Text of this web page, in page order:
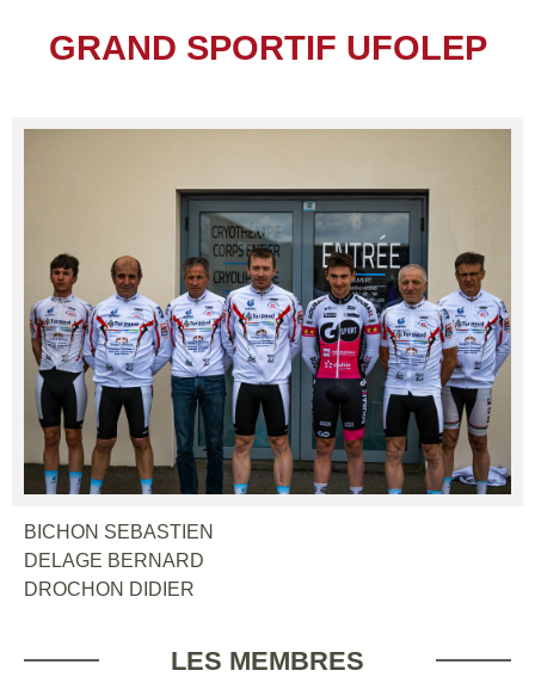
GRAND SPORTIF UFOLEP
BICHON SEBASTIEN
DELAGE BERNARD
DROCHON DIDIER
LES MEMBRES